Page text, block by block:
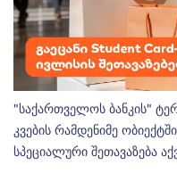
"საქართველოს ბანკის"
კვების რამდენიმე
სპეციალური შეთავაზება